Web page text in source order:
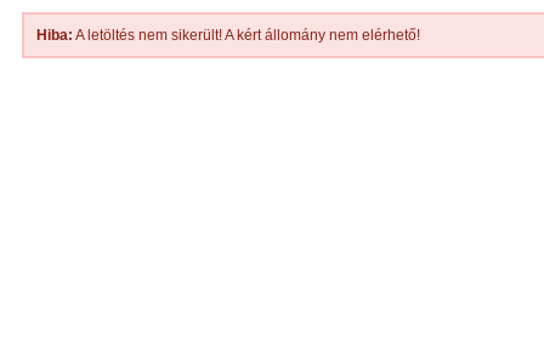
Hiba: A letöltés nem sikerült! A kért állomány nem elérhető!